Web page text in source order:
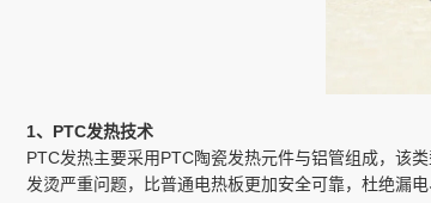
1、PTC发热技术
PTC发热主要采用PTC陶瓷发热元件与铝管组成，该
发烫严重问题，比普通电热板更加安全可靠，杜绝漏电